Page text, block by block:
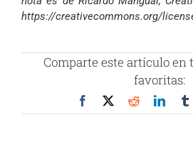
https://creativecommons.org/
Comparte este artículo en
favoritas:
Facebook Reddit